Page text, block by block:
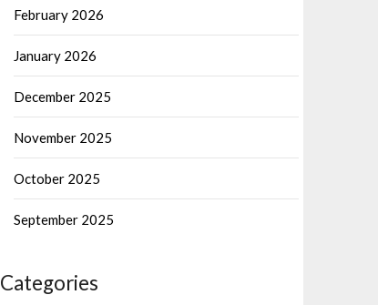
February 2026
January 2026
December 2025
November 2025
October 2025
September 2025
Categories